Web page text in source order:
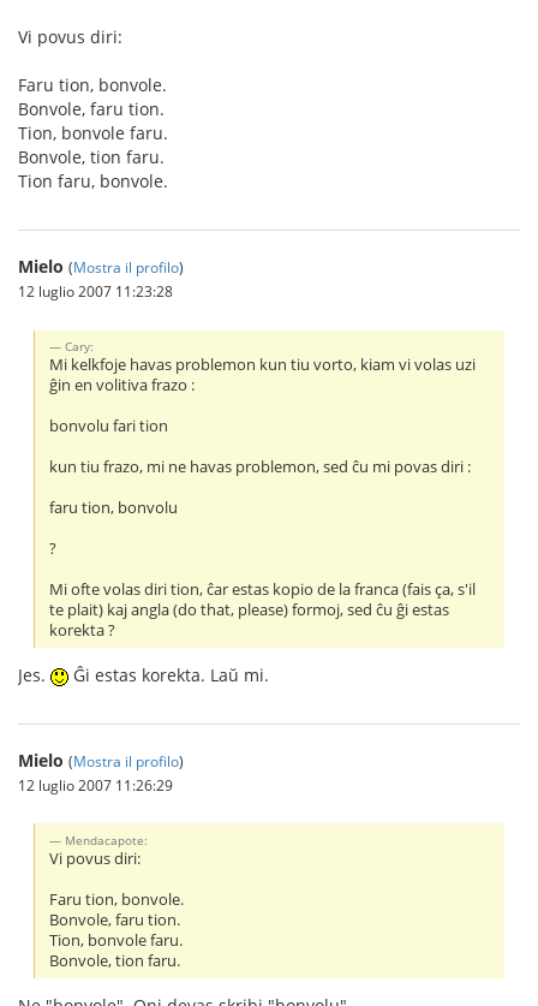
Vi povus diri:
Faru tion, bonvole.
Bonvole, faru tion.
Tion, bonvole faru.
Bonvole, tion faru.
Tion faru, bonvole.
Mielo (Mostra il profilo)
12 luglio 2007 11:23:28
Cary:
Mi kelkfoje havas problemon kun tiu vorto, kiam vi volas uzi
ĝin en volitiva frazo :
bonvolu fari tion
kun tiu frazo, mi ne havas problemon, sed ĉu mi povas diri :
faru tion, bonvolu
?
Mi ofte volas diri tion, ĉar estas kopio de la franca (fais ça, s'il
te plait) kaj angla (do that, please) formoj, sed ĉu ĝi estas
korekta ?
Jes. Ĝi estas korekta. Laŭ mi.
Mielo (Mostra il profilo)
12 luglio 2007 11:26:29
Mendacapote:
Vi povus diri:
Faru tion, bonvole.
Bonvole, faru tion.
Tion, bonvole faru.
Bonvole, tion faru.